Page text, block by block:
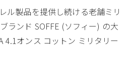
ル製品を提供し続ける老舗ミリ
ランド SOFFE (ソフィー) の大
4.1オンス コットン ミリタリー